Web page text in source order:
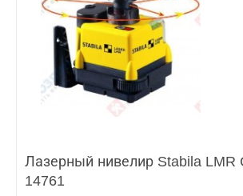
Лазерный нивелир Stabila LMR
14761